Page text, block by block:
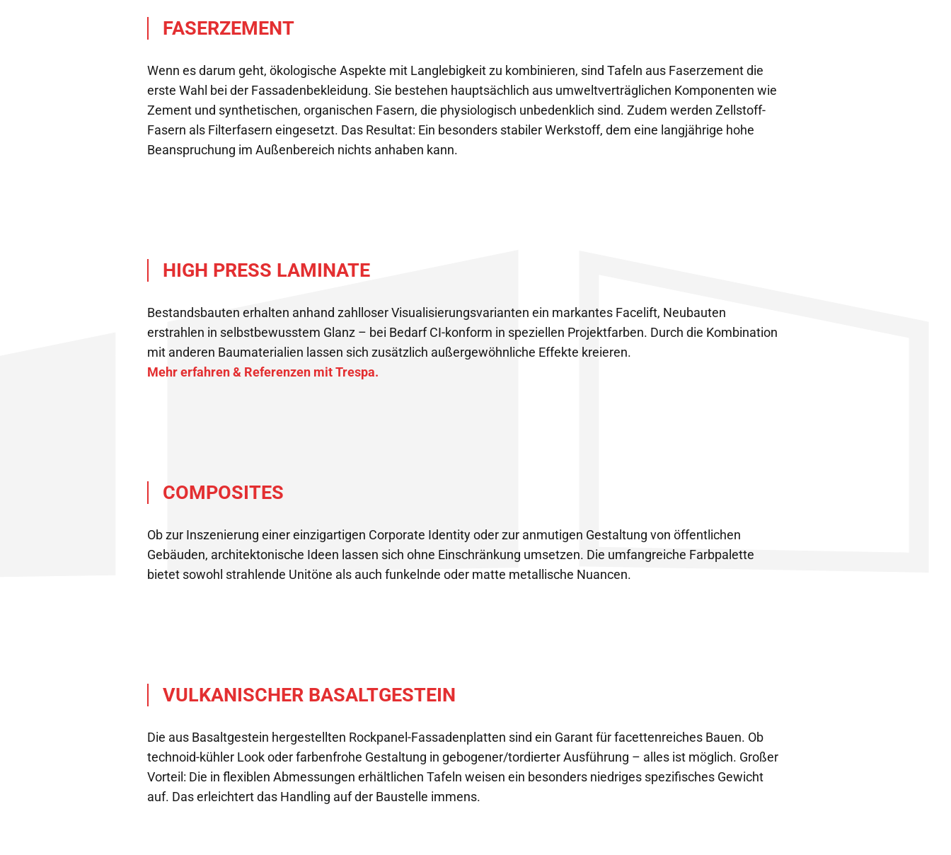
FASERZEMENT
Wenn es darum geht, ökologische Aspekte mit Langlebigkeit zu kombinieren, sind Tafeln aus Faserzement die
erste Wahl bei der Fassadenbekleidung. Sie bestehen hauptsächlich aus umweltverträglichen Komponenten wie
Zement und synthetischen, organischen Fasern, die physiologisch unbedenklich sind. Zudem werden Zellstoff-
Fasern als Filterfasern eingesetzt. Das Resultat: Ein besonders stabiler Werkstoff, dem eine langjährige hohe
Beanspruchung im Außenbereich nichts anhaben kann.
HIGH PRESS LAMINATE
Bestandsbauten erhalten anhand zahlloser Visualisierungsvarianten ein markantes Facelift, Neubauten
erstrahlen in selbstbewusstem Glanz – bei Bedarf CI-konform in speziellen Projektfarben. Durch die Kombination
mit anderen Baumaterialien lassen sich zusätzlich außergewöhnliche Effekte kreieren.
Mehr erfahren & Referenzen mit Trespa.
COMPOSITES
Ob zur Inszenierung einer einzigartigen Corporate Identity oder zur anmutigen Gestaltung von öffentlichen
Gebäuden, architektonische Ideen lassen sich ohne Einschränkung umsetzen. Die umfangreiche Farbpalette
bietet sowohl strahlende Unitöne als auch funkelnde oder matte metallische Nuancen.
VULKANISCHER BASALTGESTEIN
Die aus Basaltgestein hergestellten Rockpanel-Fassadenplatten sind ein Garant für facettenreiches Bauen. Ob
technoid-kühler Look oder farbenfrohe Gestaltung in gebogener/tordierter Ausführung – alles ist möglich. Großer
Vorteil: Die in flexiblen Abmessungen erhältlichen Tafeln weisen ein besonders niedriges spezifisches Gewicht
auf. Das erleichtert das Handling auf der Baustelle immens.